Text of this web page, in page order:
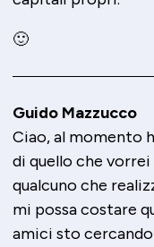
🙂
Guido Mazzucco
Ciao, al momento
di quello che
qualcuno che
mi possa costare
amici sto